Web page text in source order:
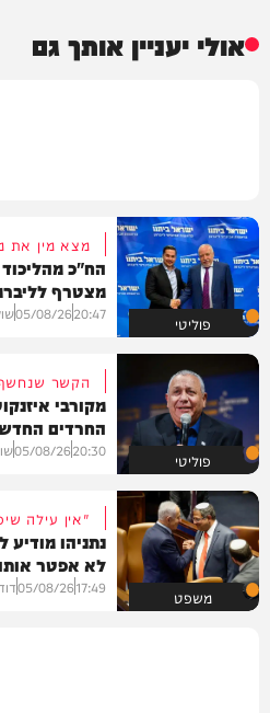
אולי יעניין אותך גם
פוליטי
מצא מין את
הח"כ
מצטרף
20:47
05/08/26
פוליטי
הקשר
מקורבי
החרדים
20:30
05/08/26
משפט
"אין עילה
נתניהו מודיע
לא אפטר
17:49
05/08/26